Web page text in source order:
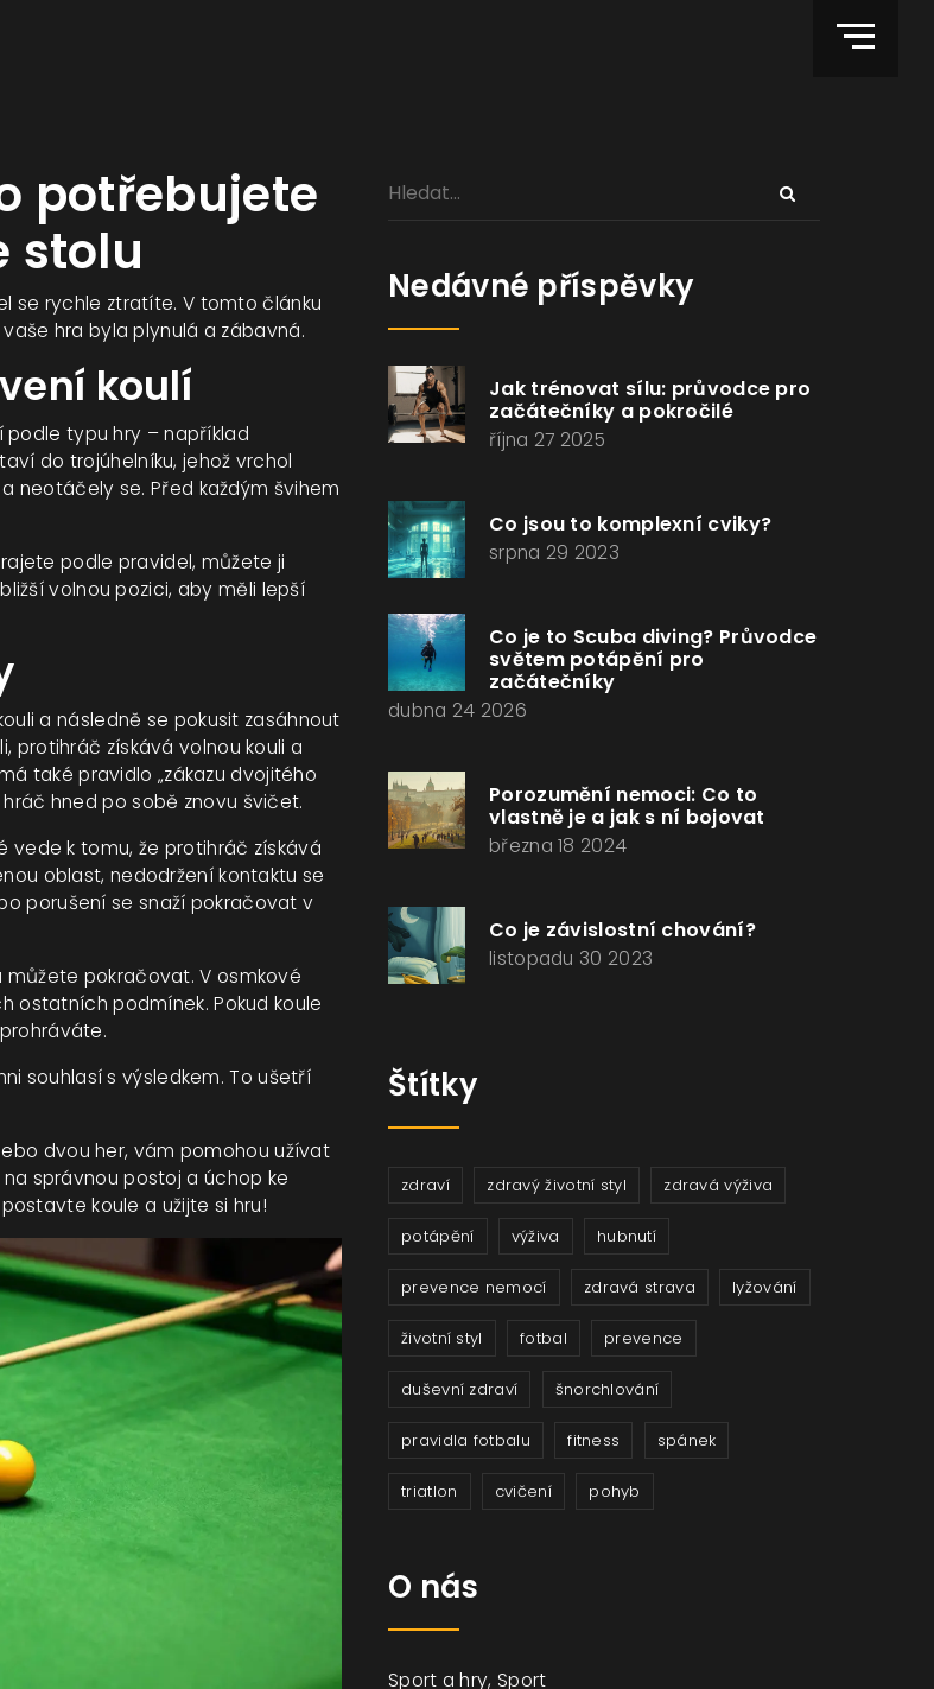
potřebujete
stolu
se rychle ztratíte. V tomto článku
hra byla plynulá a zábavná.
koulí
typu hry – například
do trojúhelníku, jehož vrchol
neotáčely se. Před každým švihem
podle pravidel, můžete ji
volnou pozici, aby měli lepší
a následně se pokusit zasáhnout
protihráč získává volnou kouli a
také pravidlo „zákazu dvojitého
hned po sobě znovu švičet.
vede k tomu, že protihráč získává
oblast, nedodržení kontaktu se
porušení se snaží pokračovat v
pokračovat. V osmkové
ostatních podmínek. Pokud koule
souhlasí s výsledkem. To ušetří
dvou her, vám pomohou užívat
správnou postoj a úchop ke
koule a užijte si hru!
Nedávné příspěvky
Jak trénovat sílu: průvodce pro
začátečníky a pokročilé
října 27 2025
Co jsou to komplexní cviky?
srpna 29 2023
Co je to Scuba diving? Průvodce
světem potápění pro
začátečníky
dubna 24 2026
Porozumění nemoci: Co to
vlastně je a jak s ní bojovat
března 18 2024
Co je závislostní chování?
listopadu 30 2023
Štítky
zdraví zdravý životní styl zdravá výživa
potápění výživa hubnutí
prevence nemocí zdravá strava lyžování
životní styl fotbal prevence
duševní zdraví šnorchlování
pravidla fotbalu fitness spánek
triatlon cvičení pohyb
O nás
Sport a hry, Sport